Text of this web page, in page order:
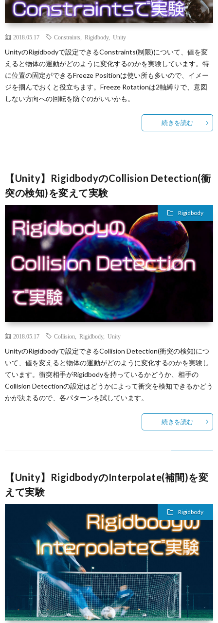
2018.05.17 Constraints Rigidbody, Unity
UnityのRigidbodyで設定できるConstraints(制限)について、値を変
えると物体の運動がどのように変化するのかを実験しています。特
に位置の固定ができるFreeze Positionは使い所も多いので、イメー
ジを掴んでおくと役立ちます。Freeze Rotationは2軸縛りで、意図
しない方向への回転を防ぐのがいいかも。
続きを読む
【Unity】RigidbodyのCollision Detection(衝
突の検知)を変えて実験
Rigidbody
2018.05.17 Collision Rigidbody, Unity
UnityのRigidbodyで設定できるCollision Detection(衝突の検知)につ
いて、値を変えると物体の運動がどのように変化するのかを実験し
ています。衝突相手がRigidbodyを持っているかどうか、相手の
Collision Detectionの設定はどうかによって衝突を検知できるかどう
かが決まるので、各パターンを試しています。
続きを読む
【Unity】RigidbodyのInterpolate(補間)を変
えて実験
Rigidbody